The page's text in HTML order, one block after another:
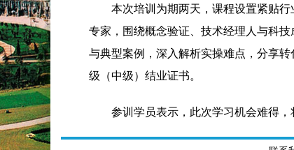
本次培训为期两天，课程设置紧贴
专家，围绕概念验证、技术经理人与科
与典型案例，深入解析实操难点，分享
级（中级）结业证书。
参训学员表示，此次学习机会难得
研协同的“搭桥人”，为推动更多京津优